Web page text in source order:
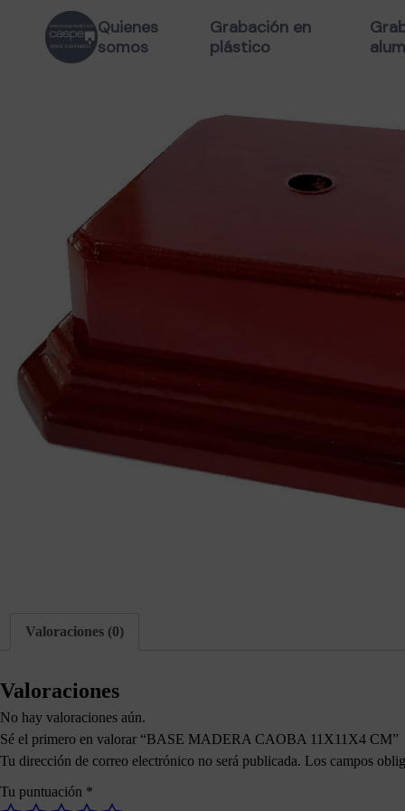
Quienes
somos
Grabación en
plástico
Valoraciones (0)
Valoraciones
No hay valoraciones aún.
Sé el primero en valorar “BASE MADERA CAOBA 11X11X4 CM”
Tu dirección de correo electrónico no será publicada. Los campos
Tu puntuación *